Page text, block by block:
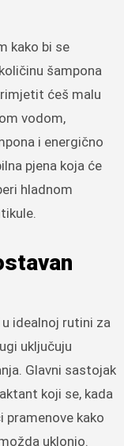
kako bi se
šampona
ćeš malu
vodom,
i energično
pjena koja će
hladnom
idealnoj rutini za
uključuju
Glavni sastojak
koji se, kada
pramenove kako
uklonio.